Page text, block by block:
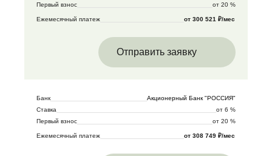
Первый взнос
от 20 %
Ежемесячный платеж от 300 521 ₽/мес
Отправить заявку
Банк
Акционерный Банк "РОССИЯ"
Ставка
от 6 %
Первый взнос
от 20 %
Ежемесячный платеж от 308 749 ₽/мес